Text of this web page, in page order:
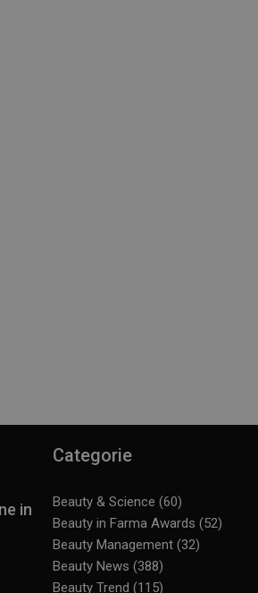
in
Categorie
Beauty & Science (60)
Beauty in Farma Awards (52)
Beauty Management(32)
Beauty News (388)
Beauty Trend (115)